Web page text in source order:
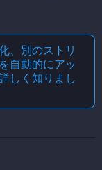
、別のストリ
自動的にアッ
しく知りまし